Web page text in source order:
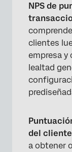
NPS de
clientes
empresa y
lealtad
del cliente
a obtener